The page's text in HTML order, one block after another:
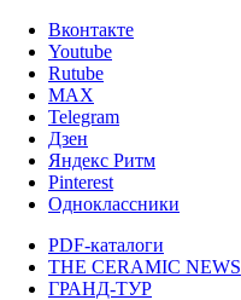
Вконтакте
Youtube
Rutube
MAX
Telegram
Дзен
Яндекс Ритм
Pinterest
Одноклассники
PDF-каталоги
THE CERAMIC NEWS
ГРАНД-ТУР